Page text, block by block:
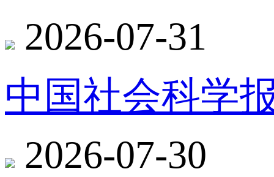
2026-07-31
中国社会科学
2026-07-30